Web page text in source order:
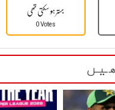
بہتر ہو سکتی تھی
0 Votes